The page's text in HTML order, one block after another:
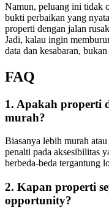
Namun, peluang ini tidak
bukti perbaikan yang
properti dengan jalan
Jadi, kalau ingin
data dan kesabaran,
FAQ
1. Apakah properti
murah?
Biasanya lebih murah
penalti pada aksesibilitas
berbeda-beda tergantung
2. Kapan properti
opportunity?